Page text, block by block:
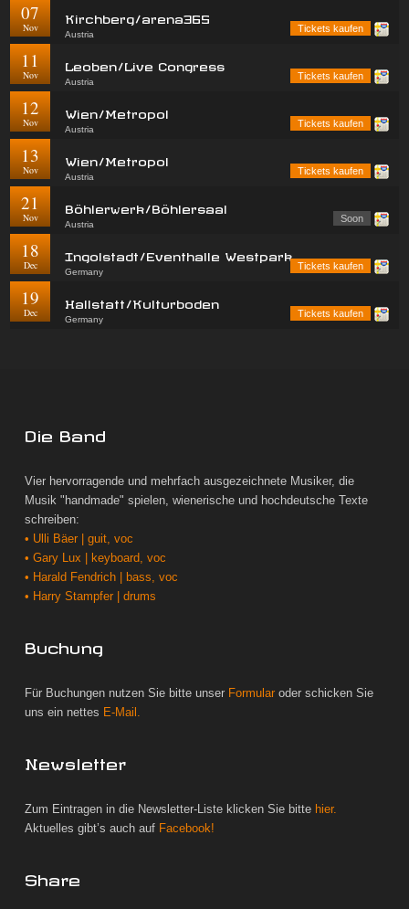
07
Nov
Kirchberg/arena365
Austria
Tickets kaufen
11
Nov
Leoben/Live Congress
Austria
Tickets kaufen
12
Nov
Wien/Metropol
Austria
Tickets kaufen
13
Nov
Wien/Metropol
Austria
Tickets kaufen
21
Nov
Böhlerwerk/Böhlersaal
Austria
Soon
18
Dec
Ingolstadt/Eventhalle Westpark
Germany
Tickets kaufen
19
Dec
Hallstatt/Kulturboden
Germany
Tickets kaufen
Die Band
Vier hervorragende und mehrfach ausgezeichnete Musiker, die
Musik "handmade" spielen, wienerische und hochdeutsche Texte
schreiben:
• Ulli Bäer | guit, voc
• Gary Lux | keyboard, voc
• Harald Fendrich | bass, voc
• Harry Stampfer | drums
Buchung
Für Buchungen nutzen Sie bitte unser Formular oder schicken Sie
uns ein nettes E-Mail.
Newsletter
Zum Eintragen in die Newsletter-Liste klicken Sie bitte hier.
Aktuelles gibt’s auch auf Facebook!
Share